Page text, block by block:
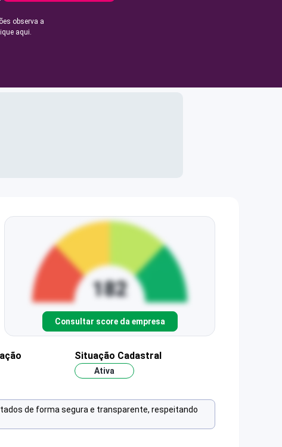
observa a
aqui.
Consultar score da empresa
Situação Cadastral
Ativa
de forma segura e transparente, respeitando